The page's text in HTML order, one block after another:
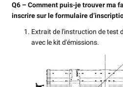
Q6 – Comment puis-je trouver ma
inscrire sur le formulaire
Extrait de l'instruction de test
avec le kit d'émissions.